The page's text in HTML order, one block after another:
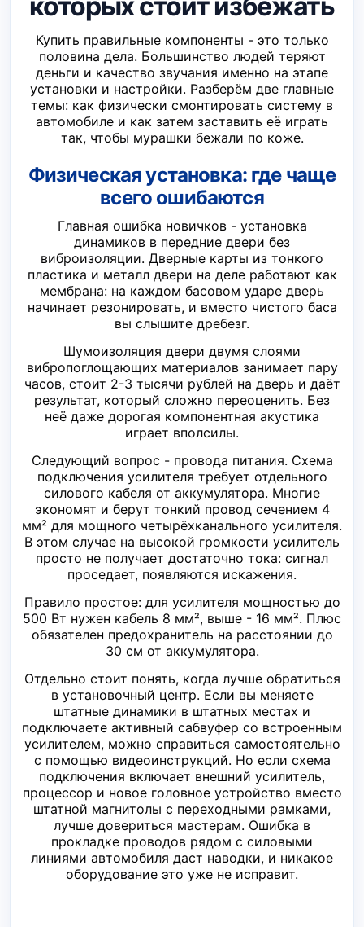
Купить правильные компоненты - это только
половина дела. Большинство людей теряют
деньги и качество звучания именно на этапе
установки и настройки. Разберём две главные
темы: как физически смонтировать систему в
автомобиле и как затем заставить её играть
так, чтобы мурашки бежали по коже.
Физическая установка: где чаще
всего ошибаются
Главная ошибка новичков - установка
динамиков в передние двери без
виброизоляции. Дверные карты из тонкого
пластика и металл двери на деле работают как
мембрана: на каждом басовом ударе дверь
начинает резонировать, и вместо чистого баса
вы слышите дребезг.
Шумоизоляция двери двумя слоями
вибропоглощающих материалов занимает пару
часов, стоит 2-3 тысячи рублей на дверь и даёт
результат, который сложно переоценить. Без
неё даже дорогая компонентная акустика
играет вполсилы.
Следующий вопрос - провода питания. Схема
подключения усилителя требует отдельного
силового кабеля от аккумулятора. Многие
экономят и берут тонкий провод сечением 4
мм² для мощного четырёхканального усилителя.
В этом случае на высокой громкости усилитель
просто не получает достаточно тока: сигнал
проседает, появляются искажения.
Правило простое: для усилителя мощностью до
500 Вт нужен кабель 8 мм², выше - 16 мм². Плюс
обязателен предохранитель на расстоянии до
30 см от аккумулятора.
Отдельно стоит понять, когда лучше обратиться
в установочный центр. Если вы меняете
штатные динамики в штатных местах и
подключаете активный сабвуфер со встроенным
усилителем, можно справиться самостоятельно
с помощью видеоинструкций. Но если схема
подключения включает внешний усилитель,
процессор и новое головное устройство вместо
штатной магнитолы с переходными рамками,
лучше довериться мастерам. Ошибка в
прокладке проводов рядом с силовыми
линиями автомобиля даст наводки, и никакое
оборудование это уже не исправит.